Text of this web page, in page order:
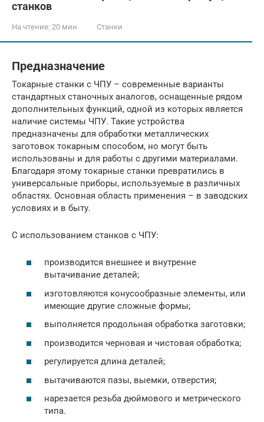
станков
На чтение: 20 мин Станки
Предназначение
Токарные станки с ЧПУ – современные варианты
стандартных станочных аналогов, оснащенные рядом
дополнительных функций, одной из которых является
наличие системы ЧПУ. Такие устройства
предназначены для обработки металлических
заготовок токарным способом, но могут быть
использованы и для работы с другими материалами.
Благодаря этому токарные станки превратились в
универсальные приборы, используемые в различных
областях. Основная область применения – в заводских
условиях и в быту.
С использованием станков с ЧПУ:
производится внешнее и внутренне
вытачивание деталей;
изготовляются конусообразные элементы, или
имеющие другие сложные формы;
выполняется продольная обработка заготовки;
производится черновая и чистовая обработка;
регулируется длина деталей;
вытачиваются пазы, выемки, отверстия;
нарезается резьба дюймового и метрического
типа.